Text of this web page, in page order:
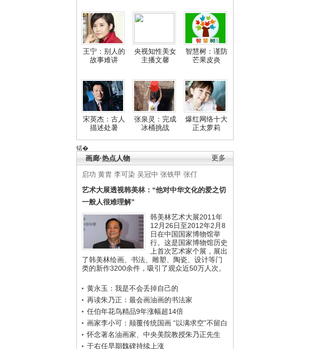
王宁：别人的
故事难讲
央视知性美女
主播文馨
智慧树：谨防
芒果皮炎
宋英杰：古人
描述处暑
张泉灵：完成
冰桶挑战
爆红网络十大
正太萝莉
锘�
更多
画廊·热点人物
启功 黄胄 李可染 吴冠中 张铁甲 张仃
艺术大展透视韩美林：“他对中华文化的爱之切
一般人很难理解”
韩美林艺术大展2011年
12月26日至2012年2月8
日在中国国家博物馆举
行。这是国家博物馆历史
上首次艺术家个展，展出
了韩美林绘画、书法、雕塑、陶瓷、设计等门
类的新作3200余件，吸引了观众近50万人次。
黄永玉：我是不会丢掉自己的
再读朱乃正：最会画油画的书法家
任伯年花鸟精品9年涨幅超14倍
画家李小可：颠覆传统国画 “以满求空”不留白
怀念著名油画家、中央美院教授朱乃正先生
于右任早期魏碑持续上涨